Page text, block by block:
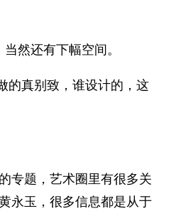
然还有下幅空间。
的真别致，谁设计的，这
专题，艺术圈里有很多关
永玉，很多信息都是从于